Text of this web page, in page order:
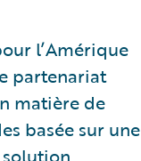
l’Amérique
partenariat
matière de
basée sur une